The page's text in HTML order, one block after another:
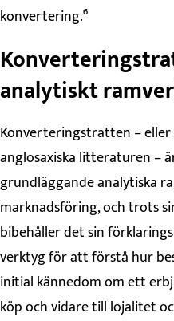
konvertering.⁶
analytiskt
Konverteringstratten – eller
anglosaxiska litteraturen –
grundläggande analytiska
marknadsföring, och trots
bibehåller det sin
verktyg för att förstå hur
initial kännedom om ett
köp och vidare till lojalitet